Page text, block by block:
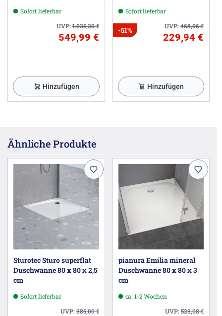
Sofort lieferbar
UVP:1.035,30€
549,99 €
Hinzufügen
Sofort lieferbar
UVP:468,06€
-51%
229,94 €
Hinzufügen
Ähnliche Produkte
Sturotec Sturo superflat
Duschwanne 80 x 80 x 2,5
cm
Sofort lieferbar
UVP:385,00€
pianura Emilia mineral
Duschwanne 80 x 80 x 3
cm
ca. 1-2 Wochen
UVP:523,08€